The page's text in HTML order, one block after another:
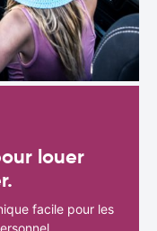
louer
facile pour les